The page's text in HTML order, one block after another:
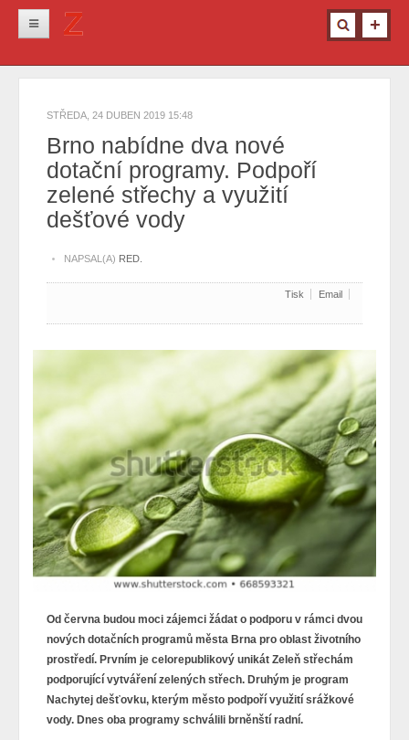
Kultura
Info z města
Pro ženy
Ostatní
STŘEDA, 24 DUBEN 2019 15:48
Brno nabídne dva nové
dotační programy. Podpoří
zelené střechy a využití
dešťové vody
NAPSAL(A) RED.
Tisk Email
Od června budou moci zájemci žádat o podporu v rámci dvou
nových dotačních programů města Brna pro oblast životního
prostředí. Prvním je celorepublikový unikát Zeleň střechám
podporující vytváření zelených střech. Druhým je program
Nachytej dešťovku, kterým město podpoří využití srážkové
vody. Dnes oba programy schválili brněnští radní.